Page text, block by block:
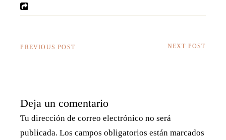
PREVIOUS POST NEXT POST
Deja un comentario
Tu dirección de correo electrónico no será
publicada. Los campos obligatorios están marcados